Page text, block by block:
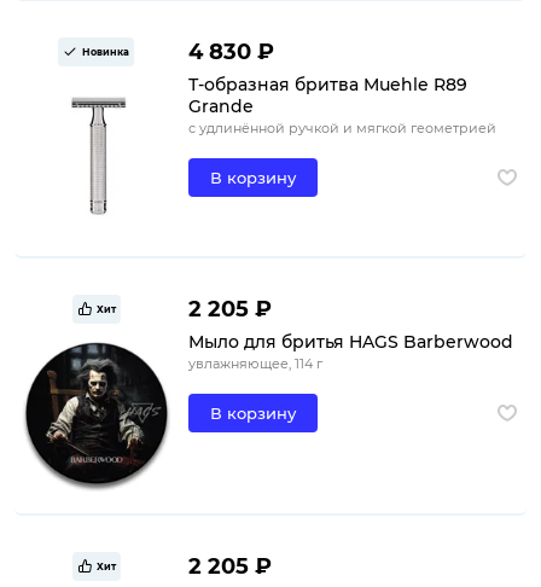
Новинка 4 830 ₽
Т-образная бритва Muehle R89
Grande
с удлинённой ручкой и мягкой геометрией
В корзину
Хит 2 205 ₽
Мыло для бритья HAGS Barberwood
увлажняющее, 114 г
В корзину
Хит 2 205 ₽